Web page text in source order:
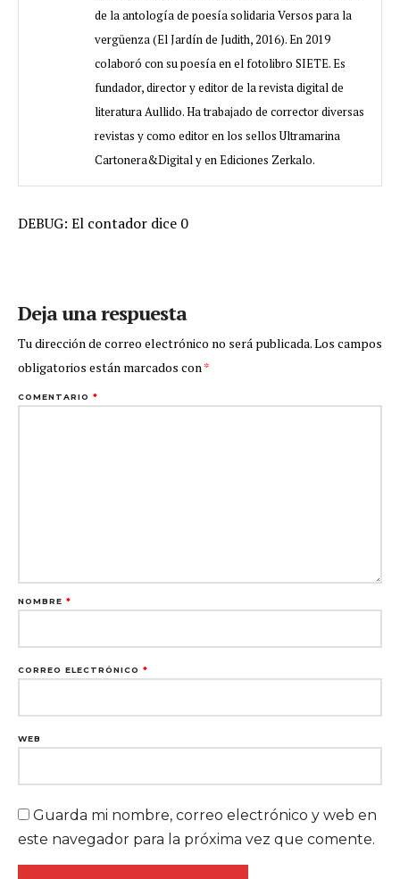
de la antología de poesía solidaria Versos para la
vergüenza (El Jardín de Judith, 2016). En 2019
colaboró con su poesía en el fotolibro SIETE. Es
fundador, director y editor de la revista digital de
literatura Aullido. Ha trabajado de corrector diversas
revistas y como editor en los sellos Ultramarina
Cartonera&Digital y en Ediciones Zerkalo.
DEBUG: El contador dice 0
Deja una respuesta
Tu dirección de correo electrónico no será publicada.Los campos
obligatorios están marcados con*
COMENTARIO *
NOMBRE *
CORREO ELECTRÓNICO *
WEB
Guarda mi nombre, correo electrónico y web en
este navegador para la próxima vez que comente.